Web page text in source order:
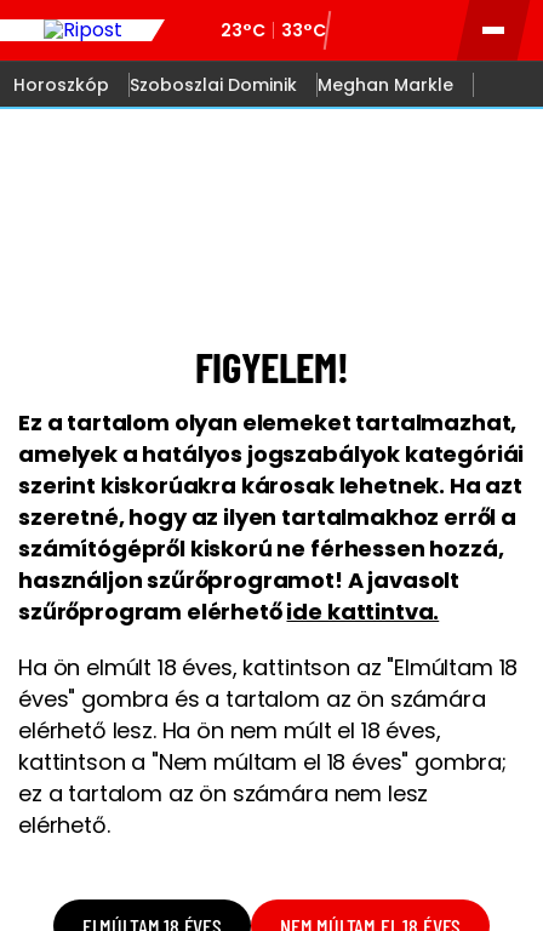
23°C 33°C
Horoszkóp Szoboszlai Dominik Meghan Markle
FIGYELEM!
Ez a tartalom olyan elemeket tartalmazhat,
amelyek a hatályos jogszabályok kategóriái
szerint kiskorúakra károsak lehetnek. Ha azt
szeretné, hogy az ilyen tartalmakhoz erről a
számítógépről kiskorú ne férhessen hozzá,
használjon szűrőprogramot! A javasolt
szűrőprogram elérhetőide kattintva.
Ha ön elmúlt 18 éves, kattintson az "Elmúltam 18
éves" gombra és a tartalom az ön számára
elérhető lesz. Ha ön nem múlt el 18 éves,
kattintson a "Nem múltam el 18 éves" gombra;
ez a tartalom az ön számára nem lesz
elérhető.
ELMÚLTAM 18 ÉVES NEM MÚLTAM EL 18 ÉVES